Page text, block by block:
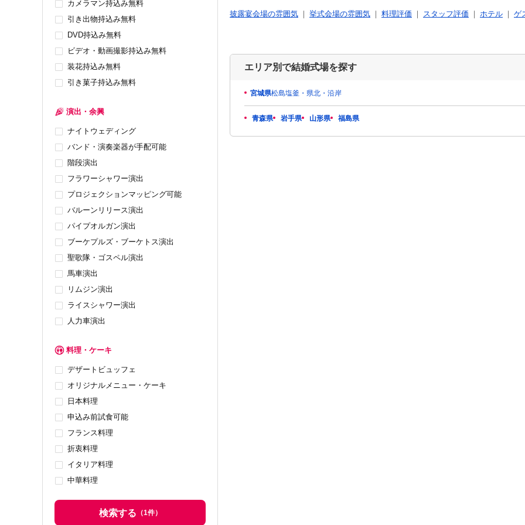
披露宴会場の雰囲気 挙式会場の雰囲気 料理評価 スタッフ評価 ホテル ゲ
エリア別で結婚式場を探す
宮城県松島塩釜・県北・沿岸
青森県 岩手県 山形県 福島県
カメラマン持込み無料
引き出物持込み無料
DVD持込み無料
ビデオ・動画撮影持込み無料
装花持込み無料
引き菓子持込み無料
演出・余興
ナイトウェディング
バンド・演奏楽器が手配可能
階段演出
フラワーシャワー演出
プロジェクションマッピング可能
バルーンリリース演出
パイプオルガン演出
ブーケプルズ・ブーケトス演出
聖歌隊・ゴスペル演出
馬車演出
リムジン演出
ライスシャワー演出
人力車演出
料理・ケーキ
デザートビュッフェ
オリジナルメニュー・ケーキ
日本料理
申込み前試食可能
フランス料理
折衷料理
イタリア料理
中華料理
検索する （1件）